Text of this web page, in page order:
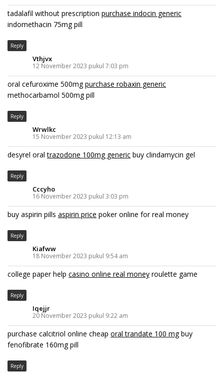
tadalafil without prescription purchase indocin generic
indomethacin 75mg pill
Reply
Vthjvx
12 November 2023 pukul 7:03 pm
oral cefuroxime 500mgpurchase robaxin generic
methocarbamol 500mg pill
Reply
Wrwlkc
15 November 2023 pukul 12:13 am
desyrel oraltrazodone 100mg generic buy clindamycin gel
Reply
Cccyho
16 November 2023 pukul 3:03 pm
buy aspirin pills aspirin price poker online for real money
Reply
Kiafww
18 November 2023 pukul 9:54 am
college paper help casino online real money roulette game
Reply
Iqejjr
20 November 2023 pukul 9:22 am
purchase calcitriol online cheap oral trandate 100 mgbuy
fenofibrate 160mg pill
Reply